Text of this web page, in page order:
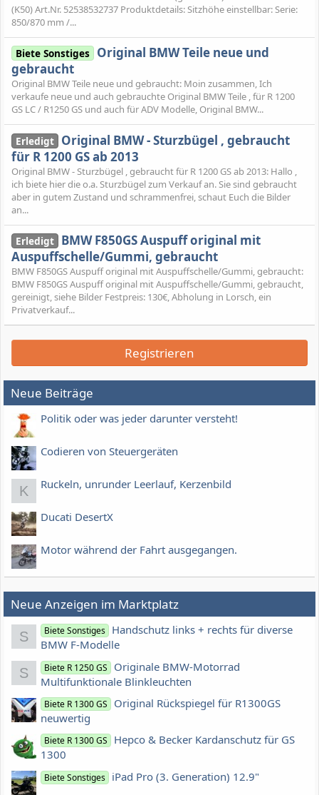
(K50) Art.Nr. 52538532737 Produktdetails: Sitzhöhe einstellbar: Serie:
850/870 mm /...
Biete Sonstiges Original BMW Teile neue und
gebraucht
Original BMW Teile neue und gebraucht: Moin zusammen, Ich
verkaufe neue und auch gebrauchte Original BMW Teile , für R 1200
GS LC / R1250 GS und auch für ADV Modelle, Original BMW...
Erledigt Original BMW - Sturzbügel , gebraucht
für R 1200 GS ab 2013
Original BMW - Sturzbügel , gebraucht für R 1200 GS ab 2013: Hallo ,
ich biete hier die o.a. Sturzbügel zum Verkauf an. Sie sind gebraucht
aber in gutem Zustand und schrammenfrei, schaut Euch die Bilder
an...
Erledigt BMW F850GS Auspuff original mit
Auspuffschelle/Gummi, gebraucht
BMW F850GS Auspuff original mit Auspuffschelle/Gummi, gebraucht:
BMW F850GS Auspuff original mit Auspuffschelle/Gummi, gebraucht,
gereinigt, siehe Bilder Festpreis: 130€, Abholung in Lorsch, ein
Privatverkauf...
Registrieren
Neue Beiträge
Politik oder was jeder darunter versteht!
Codieren von Steuergeräten
K Ruckeln, unrunder Leerlauf, Kerzenbild
Ducati DesertX
Motor während der Fahrt ausgegangen.
Neue Anzeigen im Marktplatz
S Biete Sonstiges Handschutz links + rechts für diverse
BMW F-Modelle
S Biete R 1250 GS
Originale BMW-Motorrad
Multifunktionale Blinkleuchten
Biete R 1300 GS
Original Rückspiegel für R1300GS
neuwertig
Biete R 1300 GS
Hepco & Becker Kardanschutz für GS
1300
Biete Sonstiges iPad Pro (3. Generation) 12.9"